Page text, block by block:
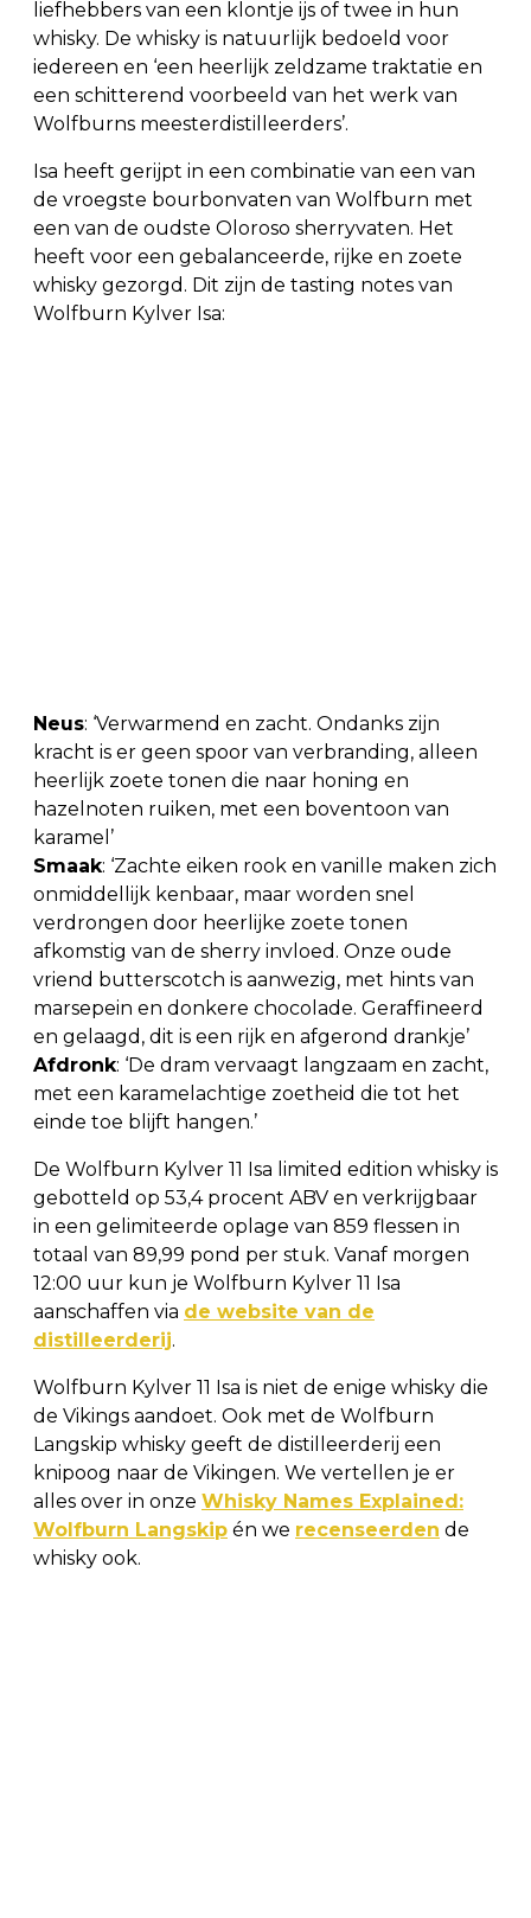
liefhebbers van een klontje ijs of twee in hun
whisky. De whisky is natuurlijk bedoeld voor
iedereen en ‘een heerlijk zeldzame traktatie en
een schitterend voorbeeld van het werk van
Wolfburns meesterdistilleerders’.
Isa heeft gerijpt in een combinatie van een van
de vroegste bourbonvaten van Wolfburn met
een van de oudste Oloroso sherryvaten. Het
heeft voor een gebalanceerde, rijke en zoete
whisky gezorgd. Dit zijn de tasting notes van
Wolfburn Kylver Isa:
Neus: ‘Verwarmend en zacht. Ondanks zijn
kracht is er geen spoor van verbranding, alleen
heerlijk zoete tonen die naar honing en
hazelnoten ruiken, met een boventoon van
karamel’
Smaak: ‘Zachte eiken rook en vanille maken zich
onmiddellijk kenbaar, maar worden snel
verdrongen door heerlijke zoete tonen
afkomstig van de sherry invloed. Onze oude
vriend butterscotch is aanwezig, met hints van
marsepein en donkere chocolade. Geraffineerd
en gelaagd, dit is een rijk en afgerond drankje’
Afdronk: ‘De dram vervaagt langzaam en zacht,
met een karamelachtige zoetheid die tot het
einde toe blijft hangen.’
De Wolfburn Kylver 11 Isa limited edition whisky is
gebotteld op 53,4 procent ABV en verkrijgbaar
in een gelimiteerde oplage van 859 flessen in
totaal van 89,99 pond per stuk. Vanaf morgen
12:00 uur kun je Wolfburn Kylver 11 Isa
aanschaffen via de website van de
distilleerderij.
Wolfburn Kylver 11 Isa is niet de enige whisky die
de Vikings aandoet. Ook met de Wolfburn
Langskip whisky geeft de distilleerderij een
knipoog naar de Vikingen. We vertellen je er
alles over in onze Whisky Names Explained:
Wolfburn Langskip én we recenseerden de
whisky ook.